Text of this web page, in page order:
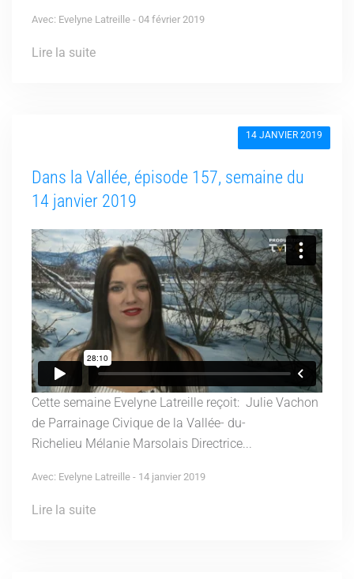
Avec: Evelyne Latreille - 04 février 2019
Lire la suite
14 JANVIER 2019
Dans la Vallée, épisode 157, semaine du
14 janvier 2019
Cette semaine Evelyne Latreille reçoit: Julie Vachon
de Parrainage Civique de la Vallée- du-
Richelieu Mélanie Marsolais Directrice...
Avec: Evelyne Latreille - 14 janvier 2019
Lire la suite